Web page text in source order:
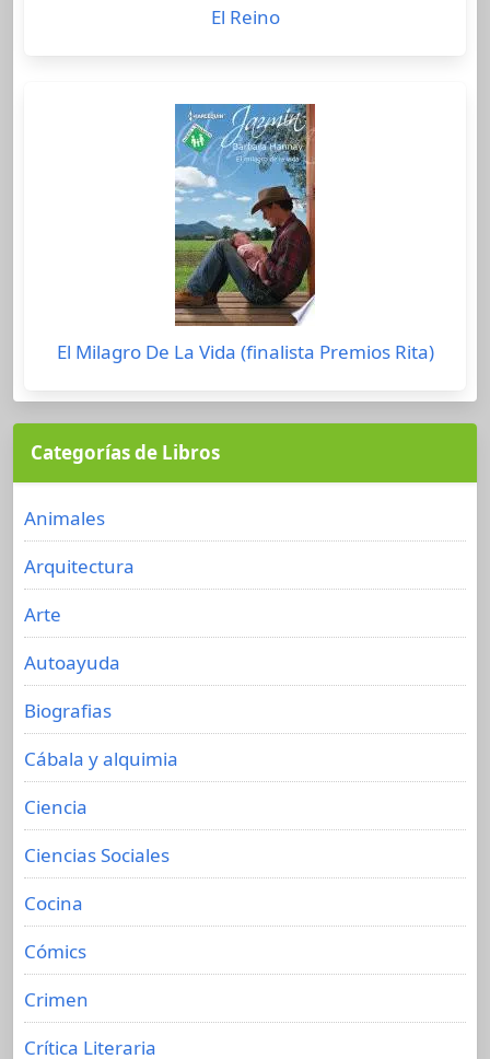
El Reino
El Milagro De La Vida (finalista Premios Rita)
Categorías de Libros
Animales
Arquitectura
Arte
Autoayuda
Biografias
Cábala y alquimia
Ciencia
Ciencias Sociales
Cocina
Cómics
Crimen
Crítica Literaria